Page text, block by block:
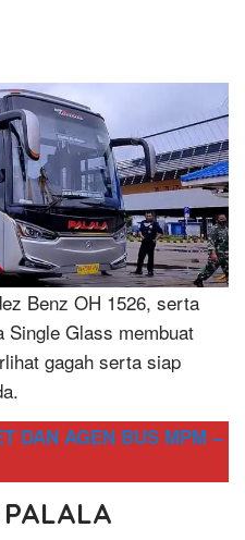
Benz OH 1526, serta
Single Glass membuat
gagah serta siap
DAN AGEN BUS MPM –